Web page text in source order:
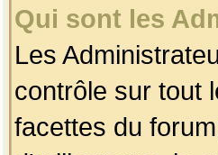
Qui sont les
Les
contrôle sur tout
facettes du